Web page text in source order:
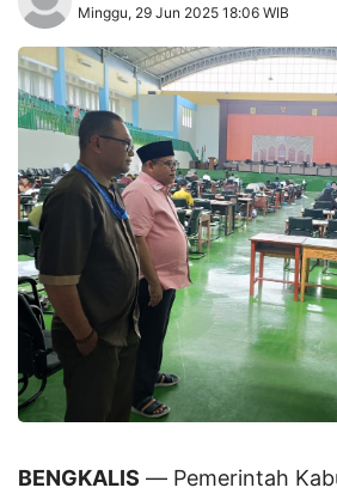
Minggu, 29 Jun 2025 18:06 WIB
BENGKALIS — Pemerintah